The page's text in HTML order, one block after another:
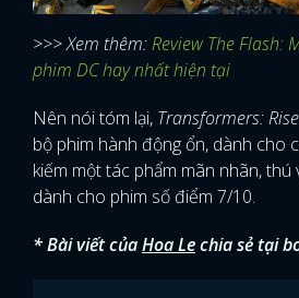
>>> Xem thêm:Review The Flash:
phim DC hay nhất hiện tại
Nên nói tóm lại, Transformers:
bộ phim hành động ổn, dành cho
kiếm một tác phẩm mãn nhãn, thú
dành cho phim số điểm 7/10.
* Bài viết củaHoa Lechia sẻ tại